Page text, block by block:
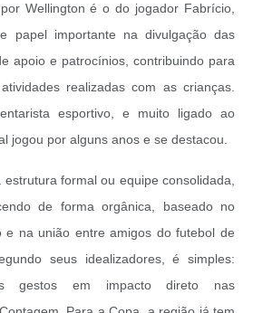
Wellington é o do jogador Fabrício,
papel importante na divulgação das
apoio e patrocínios, contribuindo para
realizadas com as crianças.
esportivo, e muito ligado ao
jogou por alguns anos e se destacou.
formal ou equipe consolidada,
de forma orgânica, baseado no
e na união entre amigos do futebol de
seus idealizadores, é simples:
gestos em impacto direto nas